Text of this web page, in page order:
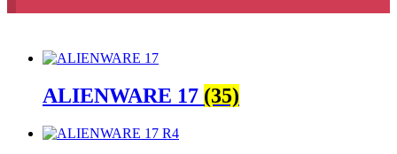
ALIENWARE 17 (35)